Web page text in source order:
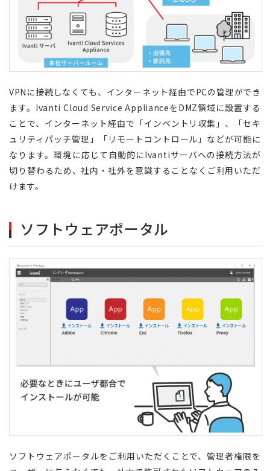
VPNに接続しなくても、インターネット経由でPCの管理ができ
ます。Ivanti Cloud Service ApplianceをDMZ領域に設置する
ことで、インターネット経由で「インベントリ収集」、「セキ
ュリティパッチ管理」「リモートコントロール」などが可能に
なります。環境に応じて自動的にIvantiサーバへの接続方法が
切り替わるため、社内・社外を意識することなくご利用いただ
けます。
ソフトウェアポータル
ソフトウェアポータルをご利用いただくことで、管理者権限を